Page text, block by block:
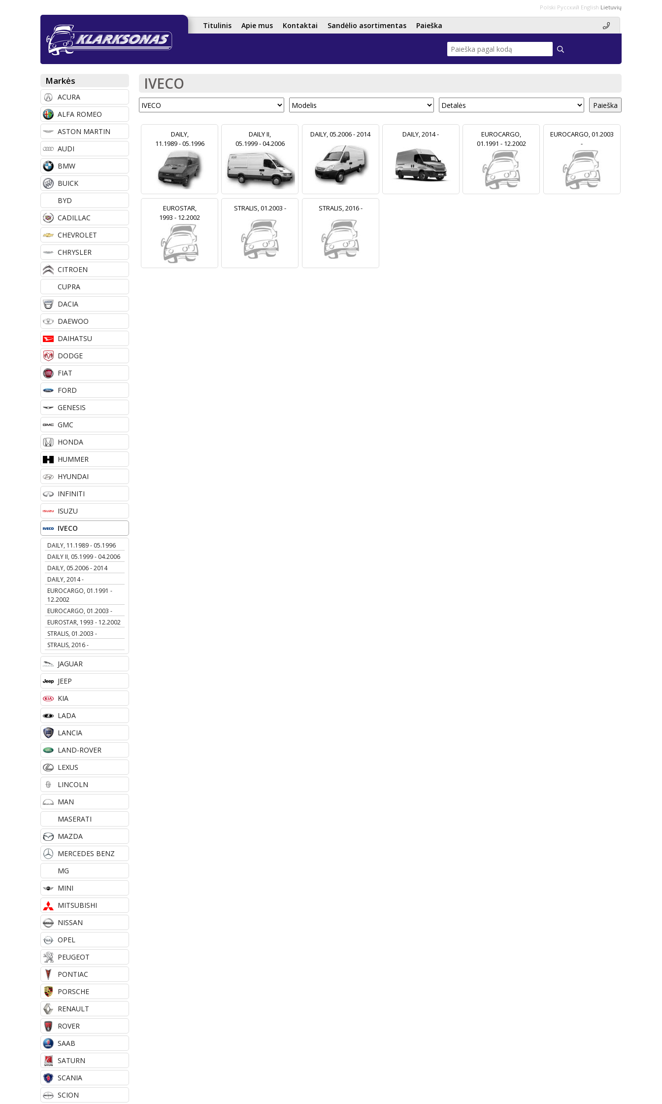
pagrindinį
Polski Русский English Lietuvių
P
a
g
r
i
n
d
i
n
i
m
e
n
i
Titulinis Apie mus Kontaktai Sandėlio asortimentas Paieška
IVECO
Paieška
DAILY,
11.1989 - 05.1996
DAILY II,
05.1999 - 04.2006
DAILY, 05.2006 - 2014 DAILY, 2014 -
EUROCARGO,
01.1991 - 12.2002
EUROCARGO, 01.2003
-
EUROSTAR,
1993 - 12.2002
STRALIS, 01.2003 - STRALIS, 2016 -
Markės
ACURA
ALFA ROMEO
ASTON MARTIN
AUDI
BMW
BUICK
BYD
CADILLAC
CHEVROLET
CHRYSLER
CITROEN
CUPRA
DACIA
DAEWOO
DAIHATSU
DODGE
FIAT
FORD
GENESIS
GMC
HONDA
HUMMER
HYUNDAI
INFINITI
ISUZU
IVECO
DAILY, 11.1989 - 05.1996
DAILY II, 05.1999 - 04.2006
DAILY, 05.2006 - 2014
DAILY, 2014 -
EUROCARGO, 01.1991 -
12.2002
EUROCARGO, 01.2003 -
EUROSTAR, 1993 - 12.2002
STRALIS, 01.2003 -
STRALIS, 2016 -
JAGUAR
JEEP
KIA
LADA
LANCIA
LAND-ROVER
LEXUS
LINCOLN
MAN
MASERATI
MAZDA
MERCEDES BENZ
MG
MINI
MITSUBISHI
NISSAN
OPEL
PEUGEOT
PONTIAC
PORSCHE
RENAULT
ROVER
SAAB
SATURN
SCANIA
SCION